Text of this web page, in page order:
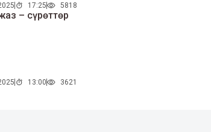
17:25 5818
– сүрөттөр
13:00 3621